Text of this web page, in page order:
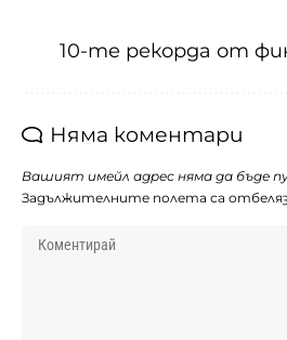
10-те рекорда от
Няма коментари
Вашият имейл адрес няма да бъде
Задължителните полета са